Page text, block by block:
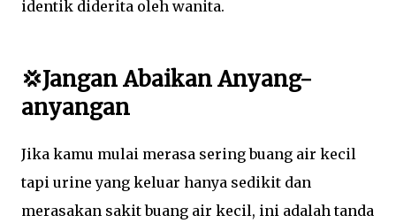
identik diderita oleh wanita.
💢Jangan Abaikan Anyang-
anyangan
Jika kamu mulai merasa sering buang air kecil
tapi urine yang keluar hanya sedikit dan
merasakan sakit buang air kecil, ini adalah tanda